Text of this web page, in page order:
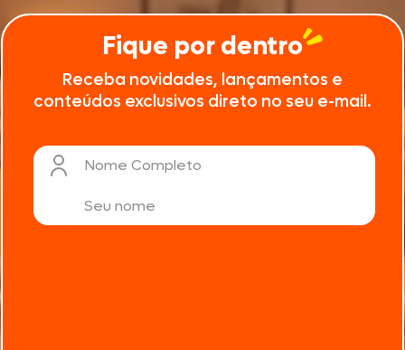
Fique por dentro
Receba novidades, lançamentos e
conteúdos exclusivos direto no seu e-mail.
Nome Completo